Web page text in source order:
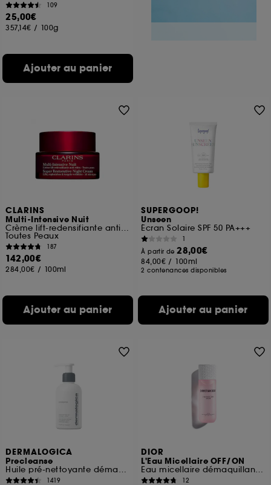
109
25,00€
357,14€ / 100g
Ajouter au panier
CLARINS
Multi-Intensive Nuit
Crème lift-redensifiante anti-rides
Toutes Peaux
187
142,00€
284,00€ / 100ml
Ajouter au panier
SUPERGOOP!
Unseen
Écran Solaire SPF 50 PA+++
1
À partir de28,00€
84,00€ / 100ml
2 contenances disponibles
Ajouter au panier
DERMALOGICA
Precleanse
Huile pré-nettoyante démaquillante
1419
DIOR
L'Eau Micellaire OFF/ON
Eau micellaire démaquillante visage, yeux et lèvres
12